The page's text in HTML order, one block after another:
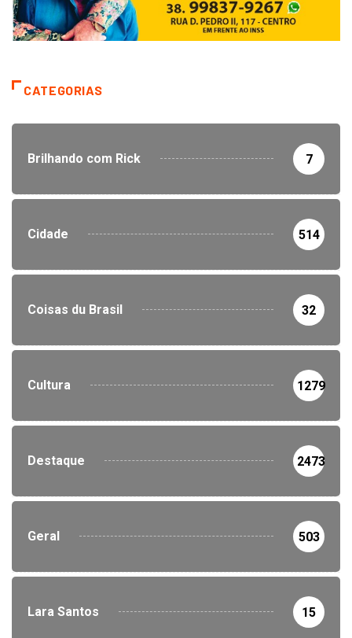
CATEGORIAS
Brilhando com Rick 7
Cidade 514
Coisas du Brasil 32
Cultura 1279
Destaque 2473
Geral 503
Lara Santos 15